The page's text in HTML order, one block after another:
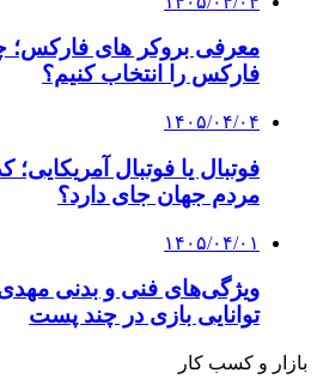
معرفی بروکر های فارکس؛
فارکس را انتخاب کنیم؟
۱۴۰۵/۰۴/۰۴
فوتبال یا فوتبال
مردم جهان جای دارد؟
۱۴۰۵/۰۴/۰۱
ویژگی‌های فنی و بدنی مهدی
توانایی بازی در چند پست
بازار و کسب کار